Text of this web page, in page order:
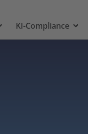
KI-Compliance